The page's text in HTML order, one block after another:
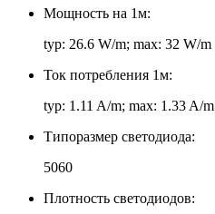
Мощность на 1м:
typ: 26.6 W/m; max: 32 W/m
Ток потребления 1м:
typ: 1.11 A/m; max: 1.33 A/m
Типоразмер светодиода:
5060
Плотность светодиодов: